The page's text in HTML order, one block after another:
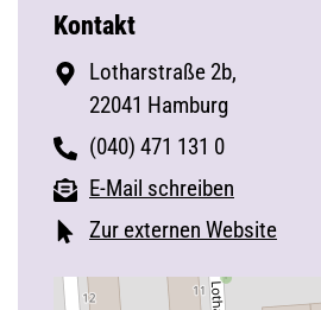
Kontakt
Lotharstraße 2b,
22041 Hamburg
(040) 471 131 0
E-Mail schreiben
Zur externen Website